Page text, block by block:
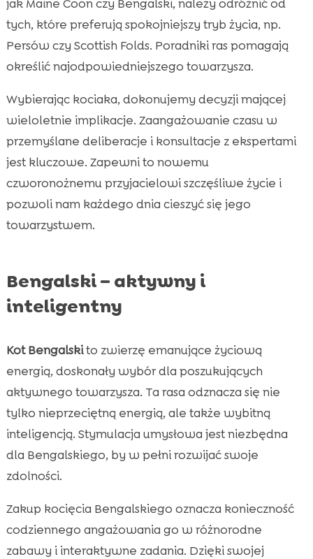
jak Maine Coon czy Bengalski, należy odróżnić od
tych, które preferują spokojniejszy tryb życia, np.
Persów czy Scottish Folds. Poradniki ras pomagają
określić najodpowiedniejszego towarzysza.
Wybierając kociaka, dokonujemy decyzji mającej
wieloletnie implikacje. Zaangażowanie czasu w
przemyślane deliberacje i konsultacje z ekspertami
jest kluczowe. Zapewni to nowemu
czworonożnemu przyjacielowi szczęśliwe życie i
pozwoli nam każdego dnia cieszyć się jego
towarzystwem.
Bengalski – aktywny i
inteligentny
Kot Bengalskito zwierzę emanujące życiową
energią, doskonały wybór dla poszukujących
aktywnego towarzysza. Ta rasa odznacza się nie
tylko nieprzeciętną energią, ale także wybitną
inteligencją. Stymulacja umysłowa jest niezbędna
dla Bengalskiego, by w pełni rozwijać swoje
zdolności.
Zakup kocięcia Bengalskiego oznacza konieczność
codziennego angażowania go w różnorodne
zabawy i interaktywne zadania. Dzięki swojej